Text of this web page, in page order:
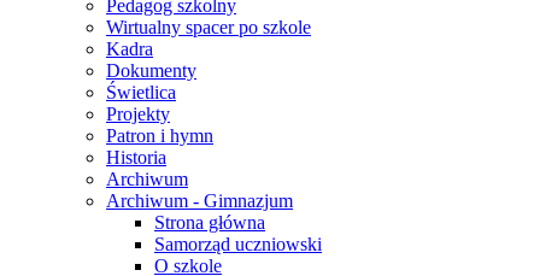
Pedagog szkolny
Wirtualny spacer po szkole
Kadra
Dokumenty
Świetlica
Projekty
Patron i hymn
Historia
Archiwum
Archiwum - Gimnazjum
Strona główna
Samorząd uczniowski
O szkole